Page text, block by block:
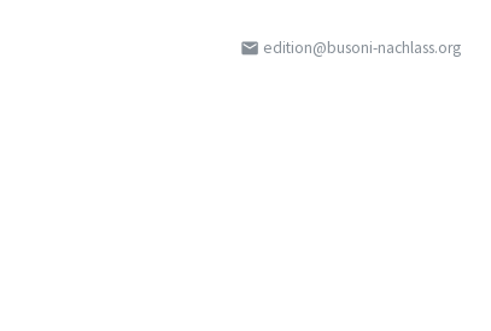
email edition@busoni-nachlass.org